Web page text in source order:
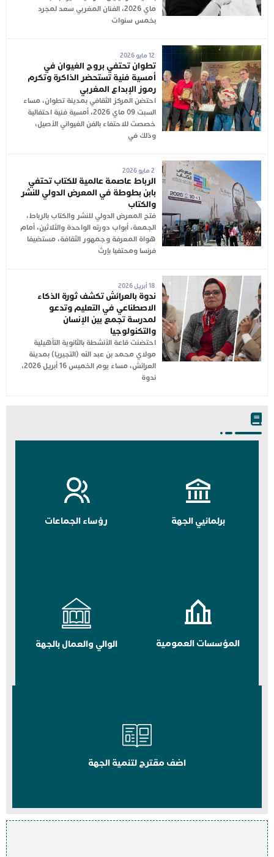
ماي 2026، الفنان المغربي سعد لمجرد
بخمس سنوات
12 مايو 2026
تطوان تحتفي بروح الغيوان في
أمسية فنية تستحضر الذاكرة وتكرم
رموز الإبداع المغربي
احتضن المركز الثقافي بمدينة تطوان، مساء
السبت 09 ماي 2026، أمسية فنية احتفالية
خصصت للاحتفاء بالفن الغيواني الأصيل،
وذلك في
2 مايو 2026
الرباط عاصمة عالمية للكتاب تحتفي
بابن بطوطة في المعرض الدولي للنشر
والكتاب
فتح المعرض الدولي للنشر والكتاب بالرباط،
الجمعة، أبواب دورته الواحدة والثلاثين، أمام
هواة المعرفة وجمهور الثقافة، مستضيفا
فرنسا ومحتفيا بإرث
18 أبريل 2026
ندوة بالعرائش تكشف ثورة الذكاء
الاصطناعي في التعليم وتدعو
لمدرسة تجمع بين الإنسان
والتكنولوجيا
احتضنت قاعة الأنشطة بالثانوية التأهيلية
مولاي محمد بن عبد الله (التجيريا) بمدينة
العرائش، مساء يوم الخميس 16 أبريل 2026،
ندوة
برلمانيي الجهة رؤساء الجماعات
المؤسسات العمومية الوالي والعمال بالجهة
اضف مقترح لتنمية الجهة